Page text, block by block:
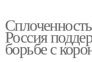
Власти для борьбы
Россия
борьбе с